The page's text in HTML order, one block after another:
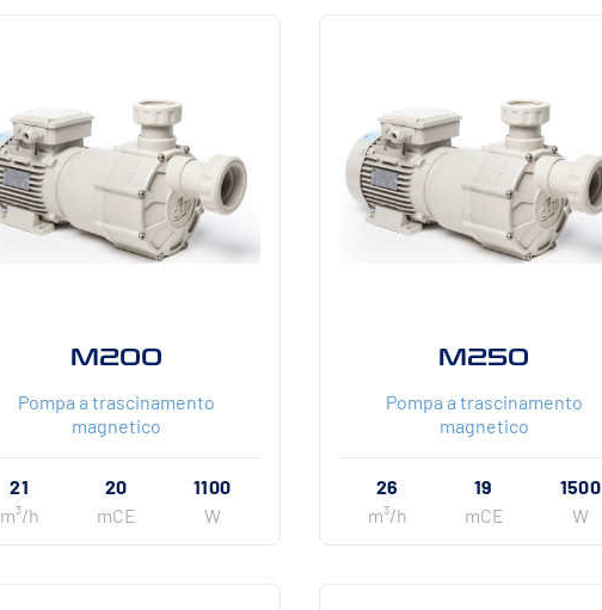
M200
Pompa a trascinamento
magnetico
21
m³/h
20
mCE
1100
W
M250
Pompa a trascinamento
magnetico
26
m³/h
19
mCE
1500
W